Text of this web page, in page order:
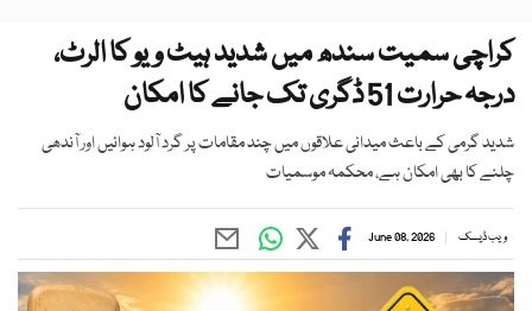
کراچی سمیت سندھ میں شدید ہیٹ ویو کا الرٹ،
درجہ حرارت 51 ڈگری تک جانے کا امکان
شدید گرمی کے باعث میدانی علاقوں میں چند مقامات پر گرد آلود ہوائیں اور آندھی
چلنے کا بھی امکان ہے، محکمہ موسمیات
ویب ڈیسک June 08, 2026